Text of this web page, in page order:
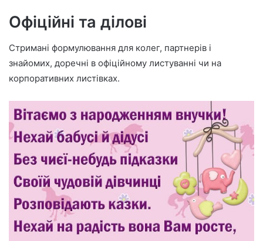
Офіційні та ділові
Стримані формулювання для колег, партнерів і
знайомих, доречні в офіційному листуванні чи на
корпоративних листівках.